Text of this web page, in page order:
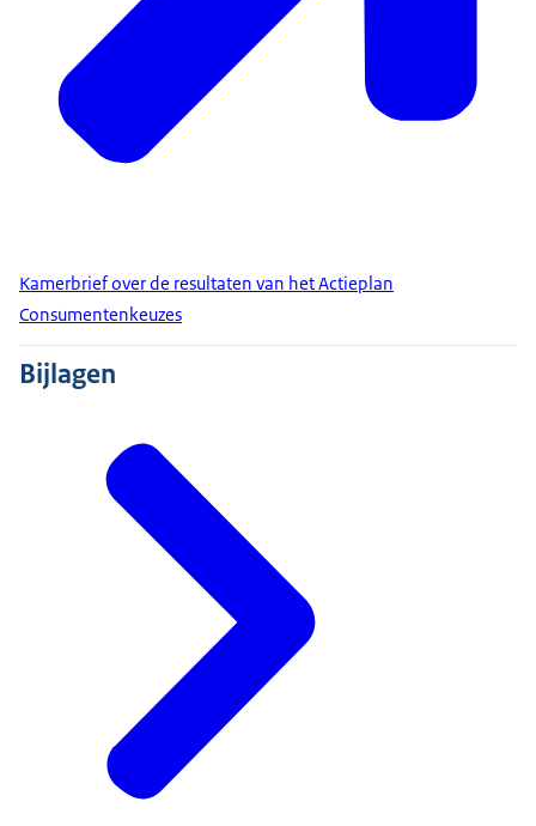
Kamerbrief over de resultaten van het Actieplan
Consumentenkeuzes
Bijlagen